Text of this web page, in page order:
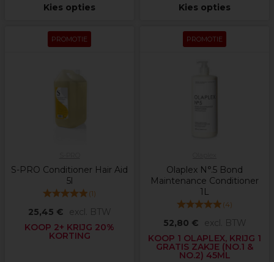
Kies opties Kies opties
PROMOTIE
S-PRO Conditioner Hair Aid
5l
(1)
25,45 €
excl. BTW
KOOP 2+ KRIJG 20%
KORTING
PROMOTIE
Olaplex N°.5 Bond
Maintenance Conditioner
1L
(4)
52,80 €
excl. BTW
KOOP 1 OLAPLEX, KRIJG 1
GRATIS ZAKJE (NO.1 &
NO.2) 45ML